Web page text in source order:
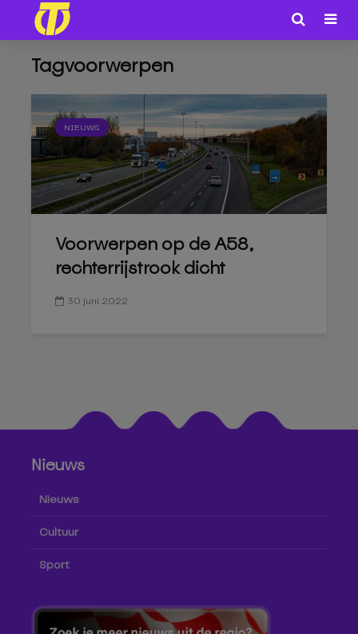
Tagvoorwerpen
NIEUWS
Voorwerpen op de A58,
rechterrijstrook dicht
30 juni 2022
Nieuws
Nieuws
Cultuur
Sport